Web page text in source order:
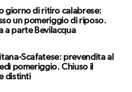
giorno di ritiro calabrese:
un pomeriggio di riposo.
a parte Bevilacqua
Scafatese: prevendita al
pomeriggio. Chiuso il
distinti